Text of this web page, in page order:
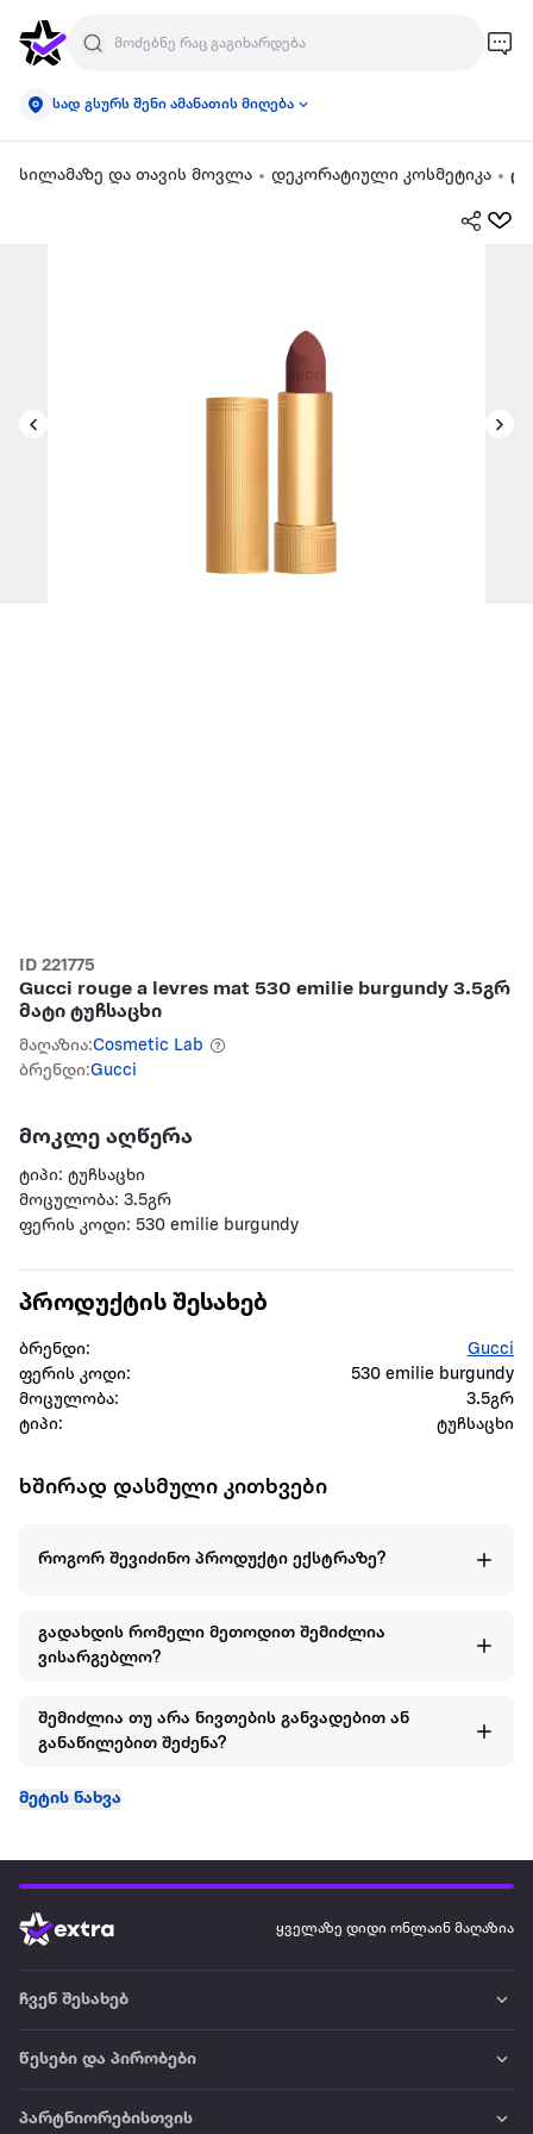
სად გსურს შენი ამანათის მიღება
სილამაზე და თავის მოვლა დეკორატიული კოსმეტიკა
ID 221775
Gucci rouge a levres mat 530 emilie burgundy 3.5გრ
მატი ტუჩსაცხი
მაღაზია:Cosmetic Lab
ბრენდი:Gucci
მოკლე აღწერა
ტიპი: ტუჩსაცხი
მოცულობა: 3.5გრ
ფერის კოდი: 530 emilie burgundy
პროდუქტის შესახებ
ბრენდი:
Gucci
ფერის კოდი:
530 emilie burgundy
მოცულობა:
3.5გრ
ტიპი:
ტუჩსაცხი
ხშირად დასმული კითხვები
როგორ შევიძინო პროდუქტი ექსტრაზე?
გადახდის რომელი მეთოდით შემიძლია
ვისარგებლო?
შემიძლია თუ არა ნივთების განვადებით ან
განაწილებით შეძენა?
მეტის ნახვა
ყველაზე დიდი ონლაინ მაღაზია
ჩვენ შესახებ
წესები და პირობები
პარტნიორებისთვის